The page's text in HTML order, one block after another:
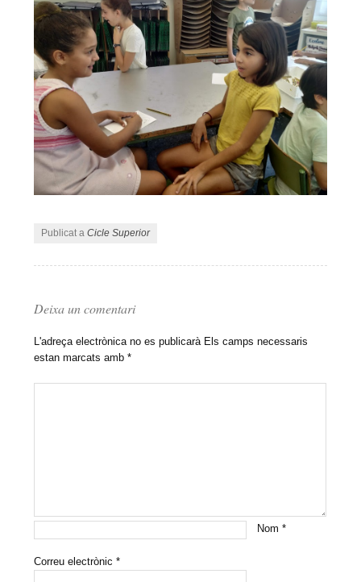
Publicat aCicle Superior
Deixa un comentari
L'adreça electrònica no es publicaràEls camps necessaris
estan marcats amb*
Nom*
Correu electrònic*